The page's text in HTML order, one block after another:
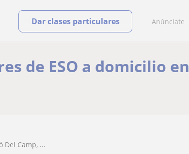
Anúnciate
Dar clases particulares
de ESO a domicilio en
Del Camp, ...